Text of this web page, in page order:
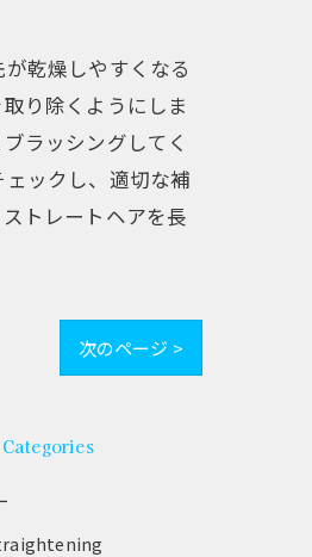
乾燥しやすくなる
り除くようにしま
ラッシングしてく
ックし、適切な補
トレートヘアを長
次のページ >
Categories